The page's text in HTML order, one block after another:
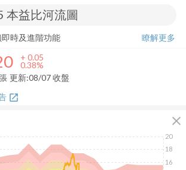
時及進階功能
瞭解更多
+ 0.05
0.38%
更新:08/07 收盤
open_in_new
close
16
18
20